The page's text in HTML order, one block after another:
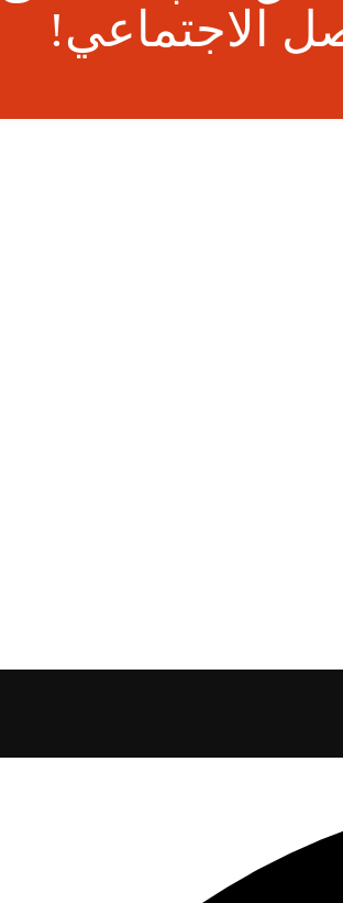
الاجتماعي!